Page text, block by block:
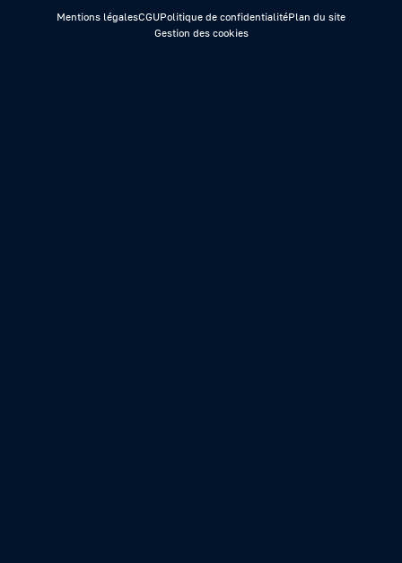
Mentions légalesCGUPolitique de confidentialitéPlan du site
Gestion des cookies